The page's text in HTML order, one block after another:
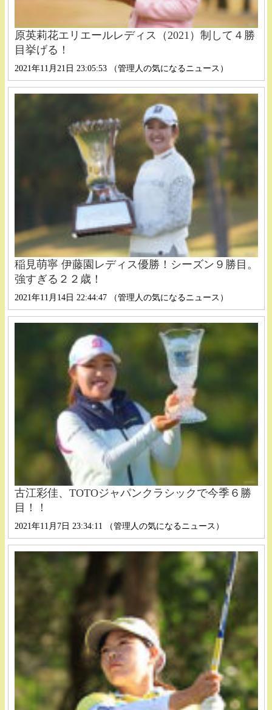
原英莉花エリエールレディス（2021）制して４勝
目挙げる！
2021年11月21日 23:05:53 （管理人の気になるニュース）
稲見萌寧 伊藤園レディス優勝！シーズン９勝目。
強すぎる２２歳！
2021年11月14日 22:44:47 （管理人の気になるニュース）
古江彩佳、TOTOジャパンクラシックで今季６勝
目！！
2021年11月7日 23:34:11 （管理人の気になるニュース）